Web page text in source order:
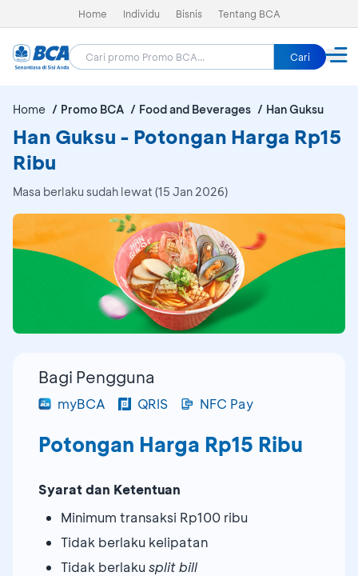
Home Individu Bisnis Tentang BCA
Cari
Home Promo BCA Food and Beverages Han Guksu
Han Guksu - Potongan Harga Rp15
Ribu
Masa berlaku sudah lewat (15 Jan 2026)
Bagi Pengguna
myBCA QRIS NFC Pay
Potongan Harga Rp15 Ribu
Syarat dan Ketentuan
Minimum transaksi Rp100 ribu
Tidak berlaku kelipatan
Tidak berlaku split bill